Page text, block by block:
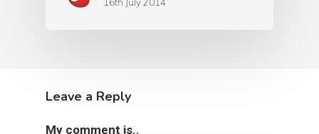
Leave a Reply
My comment is..